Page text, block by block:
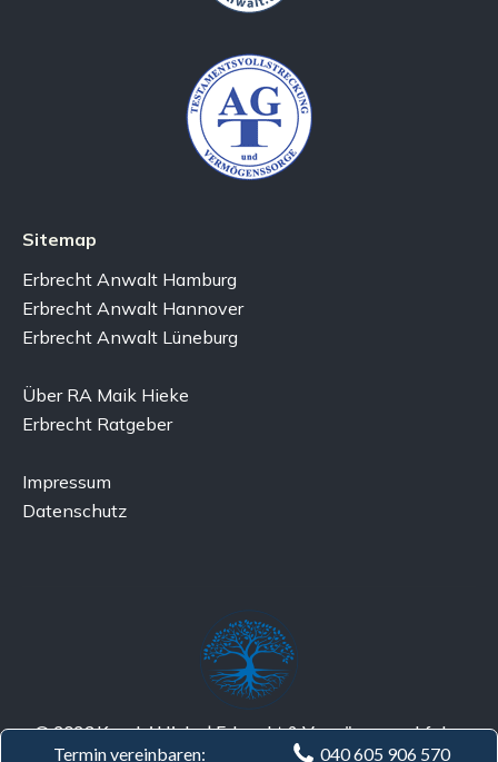
Sitemap
Erbrecht Anwalt Hamburg
Erbrecht Anwalt Hannover
Erbrecht Anwalt Lüneburg
Über RA Maik Hieke
Erbrecht Ratgeber
Impressum
Datenschutz
© 2023 Kanzlei Hieke | Erbrecht & Vermögensnachfolge
Design & Marketing von
Anwalt Advertising
Termin vereinbaren: 040 605 906 570